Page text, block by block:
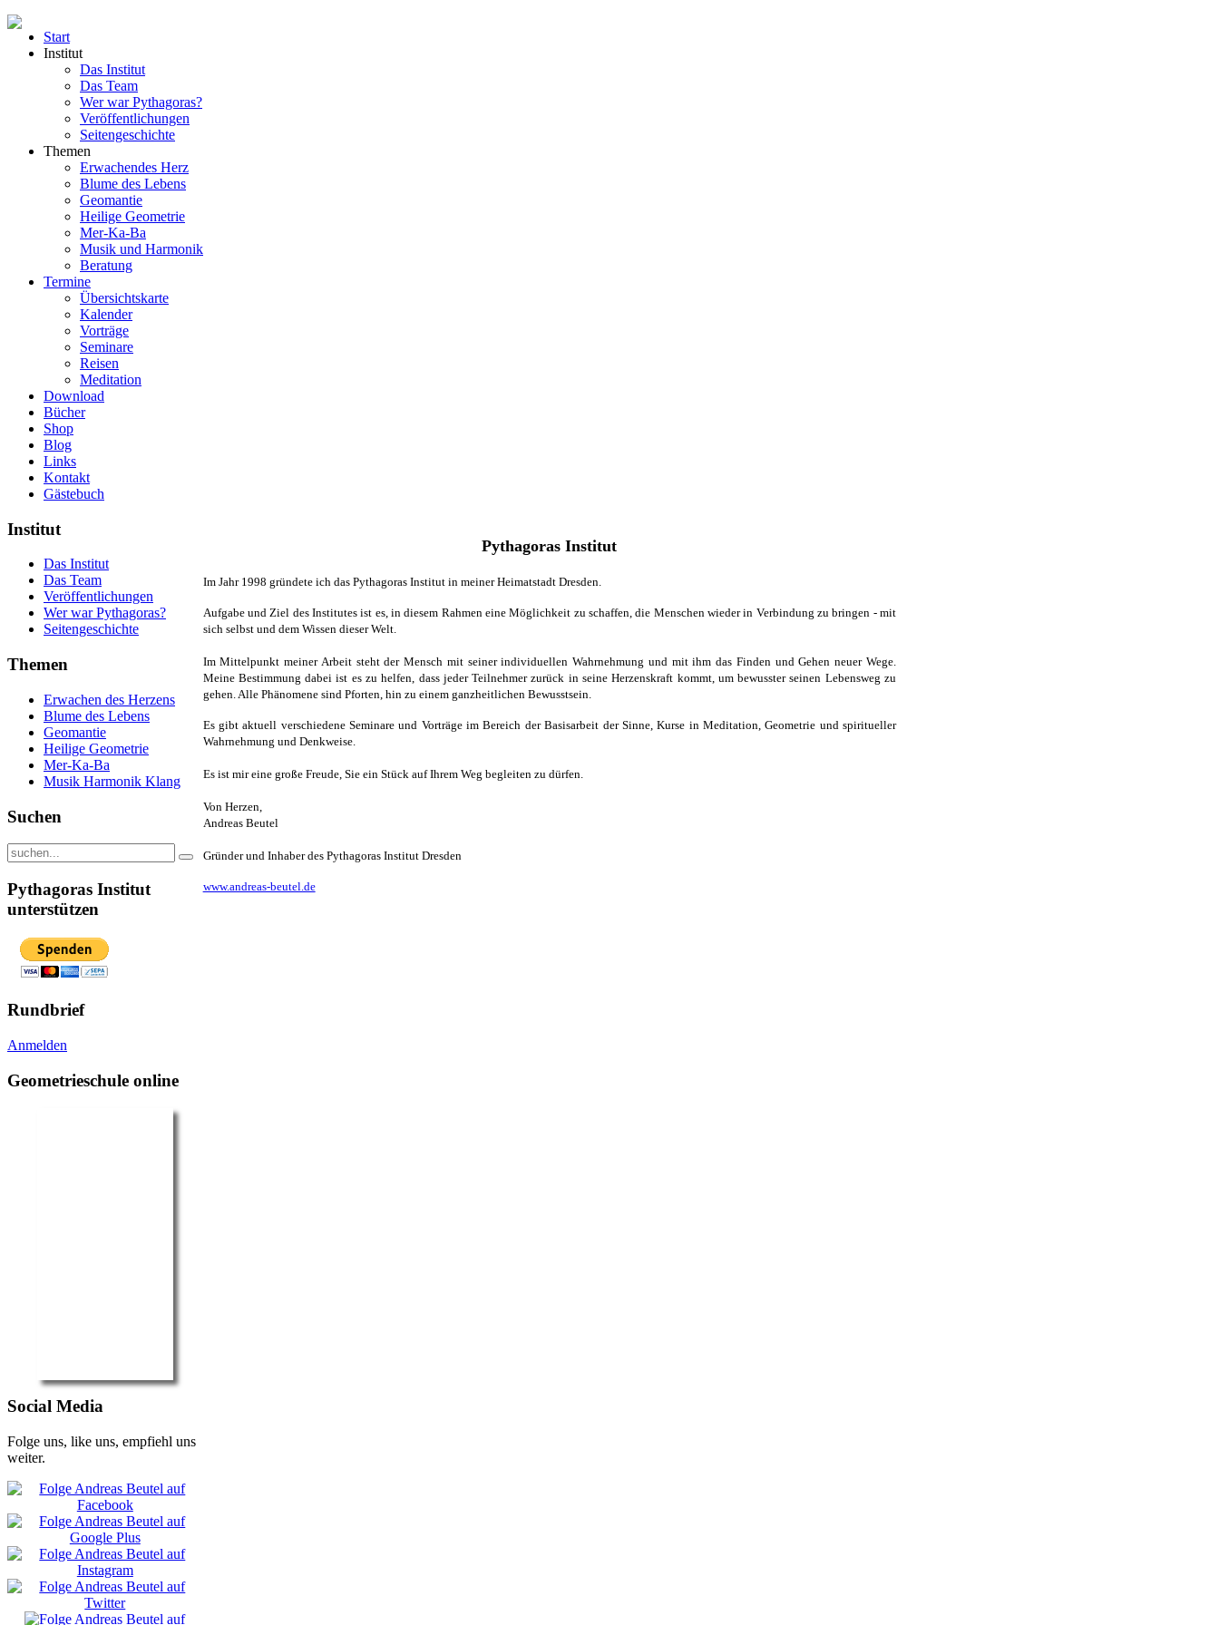
Start
Institut
Das Institut
Das Team
Wer war Pythagoras?
Veröffentlichungen
Seitengeschichte
Themen
Erwachendes Herz
Blume des Lebens
Geomantie
Heilige Geometrie
Mer-Ka-Ba
Musik und Harmonik
Beratung
Termine
Übersichtskarte
Kalender
Vorträge
Seminare
Reisen
Meditation
Download
Bücher
Shop
Blog
Links
Kontakt
Gästebuch
Pythagoras Institut
Im Jahr 1998 gründete ich das Pythagoras Institut in meiner Heimatstadt Dresden.
Aufgabe und Ziel des Institutes ist es, in diesem Rahmen eine Möglichkeit zu schaffen, die Menschen wieder in Verbindung zu bringen - mit
sich selbst und dem Wissen dieser Welt.
Im Mittelpunkt meiner Arbeit steht der Mensch mit seiner individuellen Wahrnehmung und mit ihm das Finden und Gehen neuer Wege.
Meine Bestimmung dabei ist es zu helfen, dass jeder Teilnehmer zurück in seine Herzenskraft kommt, um bewusster seinen Lebensweg zu
gehen. Alle Phänomene sind Pforten, hin zu einem ganzheitlichen Bewusstsein.
Es gibt aktuell verschiedene Seminare und Vorträge im Bereich der Basisarbeit der Sinne, Kurse in Meditation, Geometrie und spiritueller
Wahrnehmung und Denkweise.
Es ist mir eine große Freude, Sie ein Stück auf Ihrem Weg begleiten zu dürfen.
Von Herzen,
Andreas Beutel
Gründer und Inhaber des Pythagoras Institut Dresden
www.andreas-beutel.de
Institut
Das Institut
Das Team
Veröffentlichungen
Wer war Pythagoras?
Seitengeschichte
Themen
Erwachen des Herzens
Blume des Lebens
Geomantie
Heilige Geometrie
Mer-Ka-Ba
Musik Harmonik Klang
Suchen
Pythagoras Institut
unterstützen
Rundbrief
Anmelden
Geometrieschule online
Social Media
Folge uns, like uns, empfiehl uns
weiter.